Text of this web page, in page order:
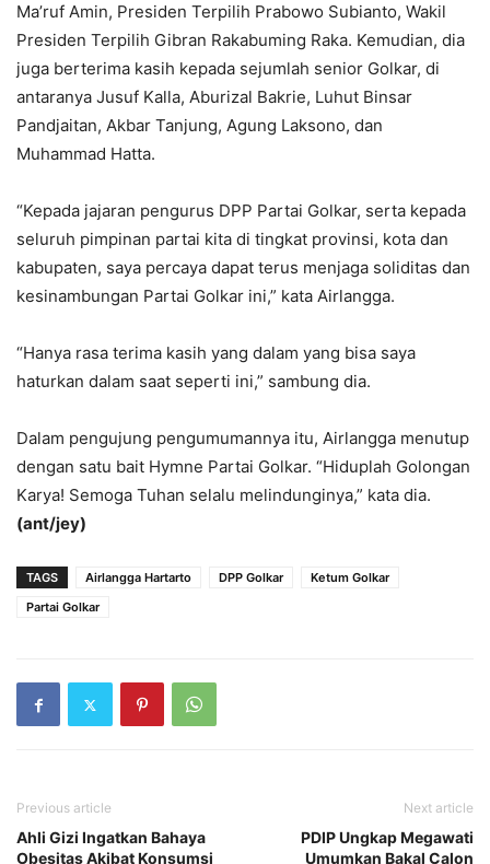
Ma’ruf Amin, Presiden Terpilih Prabowo Subianto, Wakil
Presiden Terpilih Gibran Rakabuming Raka. Kemudian, dia
juga berterima kasih kepada sejumlah senior Golkar, di
antaranya Jusuf Kalla, Aburizal Bakrie, Luhut Binsar
Pandjaitan, Akbar Tanjung, Agung Laksono, dan
Muhammad Hatta.
“Kepada jajaran pengurus DPP Partai Golkar, serta kepada
seluruh pimpinan partai kita di tingkat provinsi, kota dan
kabupaten, saya percaya dapat terus menjaga soliditas dan
kesinambungan Partai Golkar ini,” kata Airlangga.
“Hanya rasa terima kasih yang dalam yang bisa saya
haturkan dalam saat seperti ini,” sambung dia.
Dalam pengujung pengumumannya itu, Airlangga menutup
dengan satu bait Hymne Partai Golkar. “Hiduplah Golongan
Karya! Semoga Tuhan selalu melindunginya,” kata dia.
(ant/jey)
TAGS Airlangga Hartarto DPP Golkar
Ketum Golkar
Partai Golkar
Previous article
Ahli Gizi Ingatkan Bahaya
Obesitas Akibat Konsumsi
Next article
PDIP Ungkap Megawati
Umumkan Bakal Calon